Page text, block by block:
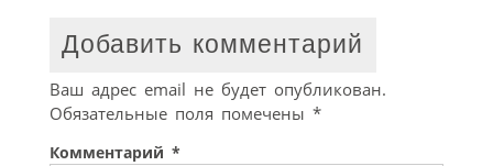
Добавить комментарий
Ваш адрес email не будет опубликован.
Обязательные поля помечены *
Комментарий *